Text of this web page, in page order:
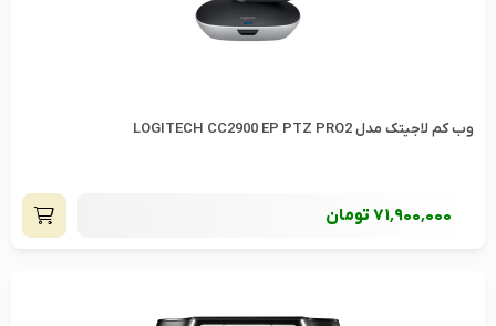
وب کم لاجیتک مدل LOGITECH CC2900 EP PTZ PRO2
71٬900٬000تومان